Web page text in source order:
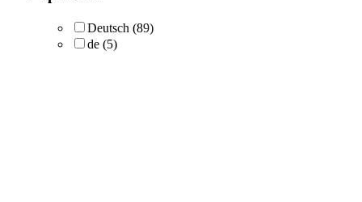
Deutsch (89)
de (5)